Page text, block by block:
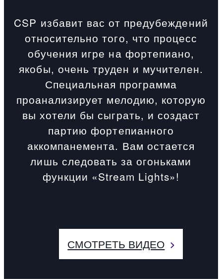
CSP избавит вас от предубеждений
относительно того, что процесс
обучения игре на фортепиано,
якобы, очень труден и мучителен.
Специальная программа
проанализирует мелодию, которую
вы хотели бы сыграть, и создаст
партию фортепианного
аккомпанемента. Вам остается
лишь следовать за огоньками
функции «Stream Lights»!
СМОТРЕТЬ ВИДЕО